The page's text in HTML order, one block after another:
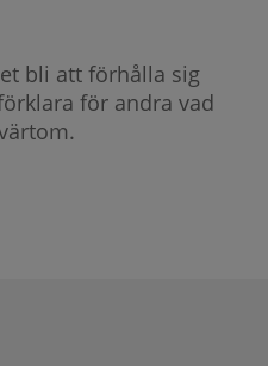
bli att förhålla sig
för andra vad